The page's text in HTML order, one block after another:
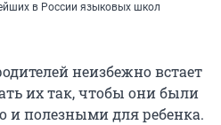
в России языковых школ
неизбежно встает
их так, чтобы они были
и полезными для ребенка.